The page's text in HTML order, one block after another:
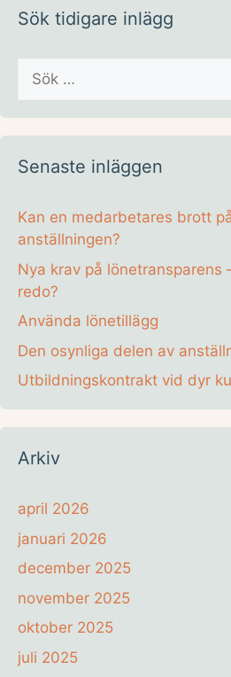
Sök tidigare inlägg
Sök
efter:
Senaste inläggen
Kan en medarbetares brott
anställningen?
Nya krav på lönetransparens
redo?
Använda lönetillägg
Den osynliga delen av
Utbildningskontrakt vid dyr
Arkiv
april 2026
januari 2026
december 2025
november 2025
oktober 2025
juli 2025